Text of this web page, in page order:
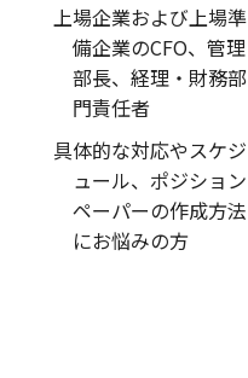
上場企業および上場準
備企業のCFO、管理
部長、経理・財務部
門責任者
具体的な対応やスケジ
ュール、ポジション
ペーパーの作成方法
にお悩みの方